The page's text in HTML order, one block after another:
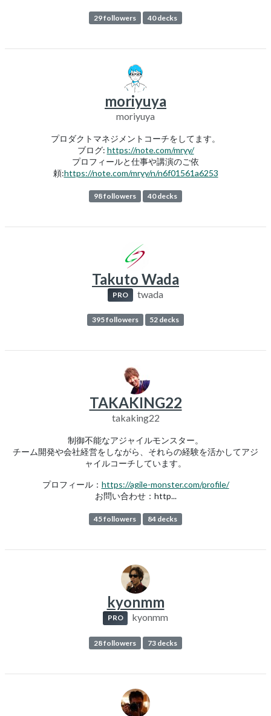
29 followers 40 decks
moriyuya
moriyuya
プロダクトマネジメントコーチをしてます。
ブログ: https://note.com/mryy/
プロフィールと仕事や講演のご依
頼:https://note.com/mryy/n/n6f01561a6253
98 followers 40 decks
Takuto Wada
PRO twada
395 followers 52 decks
TAKAKING22
takaking22
制御不能なアジャイルモンスター。
チーム開発や会社経営をしながら、それらの経験を活かしてアジ
ャイルコーチしています。
プロフィール： https://agile-monster.com/profile/
お問い合わせ：http...
45 followers 84 decks
kyonmm
PRO kyonmm
28 followers 73 decks